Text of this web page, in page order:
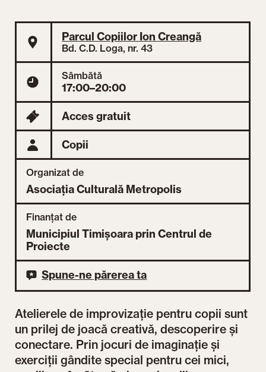
Atelierele de improvizație pentru copii sunt
un prilej de joacă creativă, descoperire și
conectare. Prin jocuri de imaginație și
exerciții gândite special pentru cei mici,
Parcul Copiilor Ion Creangă
Bd. C.D. Loga, nr. 43
Sâmbătă
17:00–20:00
Acces gratuit
Copii
Organizat de
Asociația Culturală Metropolis
Finanțat de
Municipiul Timișoara prin Centrul de
Proiecte
Spune-ne părerea ta